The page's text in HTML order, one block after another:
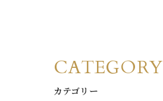
CATEGORY
カテゴリー